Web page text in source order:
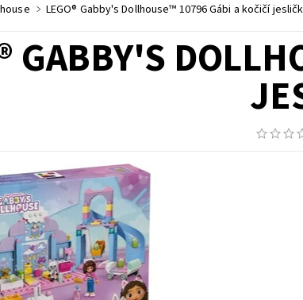
LEGO® Gabby's Dollhouse™ 10796 Gábi a kočičí
GABBY'S